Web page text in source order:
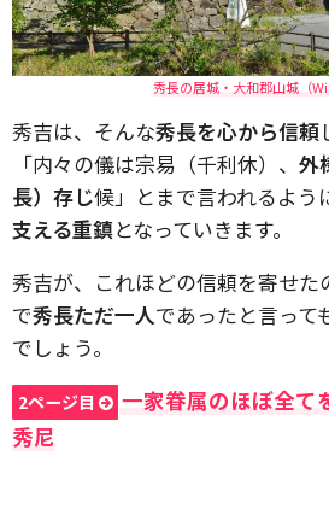
秀長の居城・大和郡山城（
秀吉は、そんな秀長を心から信頼
「内々の儀は宗易（千利休）、 外
長）存じ候」とまで言われるよう
支える重鎮となっていきます。
秀吉が、これほどの信頼を寄せた
で秀長ただ一人であったと言って
でしょう。
2ページ目
一家眷属のほぼ全て
秀尼